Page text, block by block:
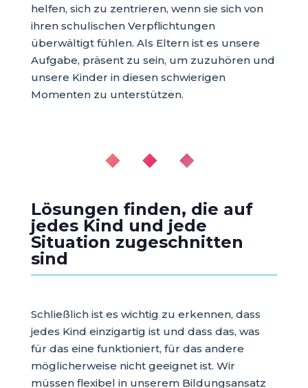
helfen, sich zu zentrieren, wenn sie sich von
ihren schulischen Verpflichtungen
überwältigt fühlen. Als Eltern ist es unsere
Aufgabe, präsent zu sein, um zuzuhören und
unsere Kinder in diesen schwierigen
Momenten zu unterstützen.
◆ ◆ ◆
Lösungen finden, die auf
jedes Kind und jede
Situation zugeschnitten
sind
Schließlich ist es wichtig zu erkennen, dass
jedes Kind einzigartig ist und dass das, was
für das eine funktioniert, für das andere
möglicherweise nicht geeignet ist. Wir
müssen flexibel in unserem Bildungsansatz